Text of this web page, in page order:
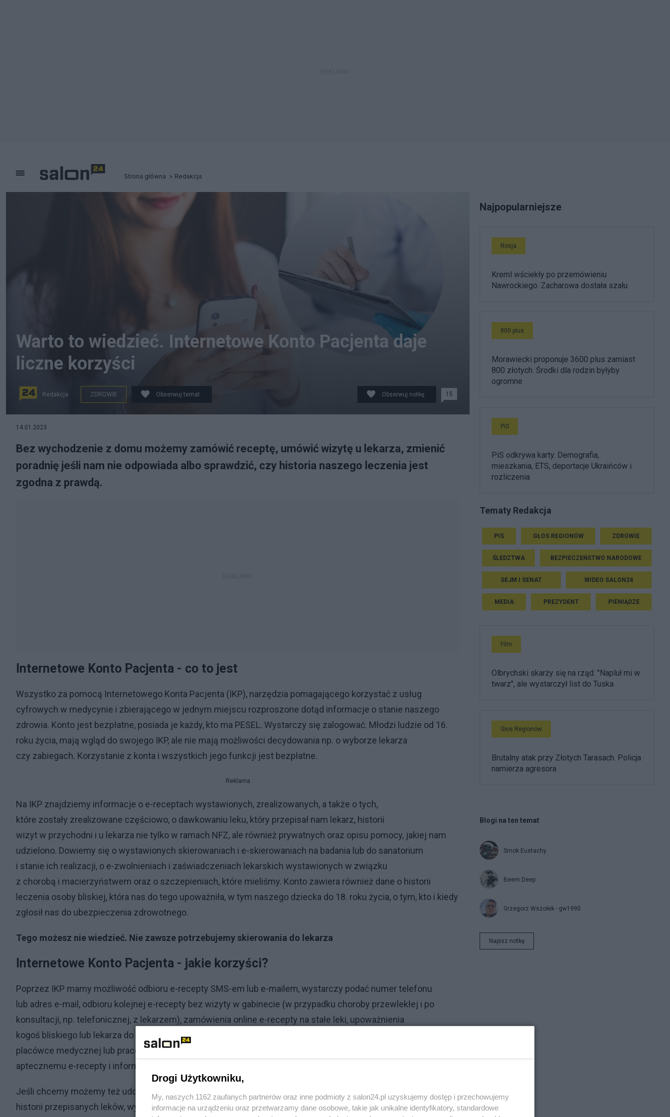
Strona główna Redakcja
Warto to wiedzieć. Internetowe Konto Pacjenta daje
liczne korzyści
Redakcja ZDROWIE Obserwuj temat Obserwuj notkę 15
14.01.2023
Bez wychodzenie z domu możemy zamówić receptę, umówić wizytę u lekarza, zmienić
poradnię jeśli nam nie odpowiada albo sprawdzić, czy historia naszego leczenia jest
zgodna z prawdą.
Internetowe Konto Pacjenta - co to jest
Wszystko za pomocą Internetowego Konta Pacjenta (IKP), narzędzia pomagającego korzystać z usług
cyfrowych w medycynie i zbierającego w jednym miejscu rozproszone dotąd informacje o stanie naszego
zdrowia. Konto jest bezpłatne, posiada je każdy, kto ma PESEL. Wystarczy się zalogować. Młodzi ludzie od 16.
roku życia, mają wgląd do swojego IKP, ale nie mają możliwości decydowania np. o wyborze lekarza
czy zabiegach. Korzystanie z konta i wszystkich jego funkcji jest bezpłatne.
Reklama
Na IKP znajdziemy informacje o e-receptach wystawionych, zrealizowanych, a także o tych,
które zostały zrealizowane częściowo, o dawkowaniu leku, który przepisał nam lekarz, historii
wizyt w przychodni i u lekarza nie tylko w ramach NFZ, ale również prywatnych oraz opisu pomocy, jakiej nam
udzielono. Dowiemy się o wystawionych skierowaniach i e-skierowaniach na badania lub do sanatorium
i stanie ich realizacji, o e-zwolnieniach i zaświadczeniach lekarskich wystawionych w związku
z chorobą i macierzyństwem oraz o szczepieniach, które mieliśmy. Konto zawiera również dane o historii
leczenia osoby bliskiej, która nas do tego upoważniła, w tym naszego dziecka do 18. roku życia, o tym, kto i kiedy
zgłosił nas do ubezpieczenia zdrowotnego.
Tego możesz nie wiedzieć. Nie zawsze potrzebujemy skierowania do lekarza
Internetowe Konto Pacjenta - jakie korzyści?
Poprzez IKP mamy możliwość odbioru e-recepty SMS-em lub e-mailem, wystarczy podać numer telefonu
lub adres e-mail, odbioru kolejnej e-recepty bez wizyty w gabinecie (w przypadku choroby przewlekłej i po
konsultacji, np. telefonicznej, z lekarzem), zamówienia online e-recepty na stałe leki, upoważnienia
kogoś bliskiego lub lekarza do odbioru naszych recept lub wglądu do dokumentacji medycznej, udostępnienia
placówce medycznej lub pracownikowi medycznemu e-recepty i e-skierowania, a aptece lub punktowi
aptecznemu e-recepty i informacje o lekach wykupionych na receptę.
Jeśli chcemy możemy też udostępnić bliskiej osobie lub lekarzowi informacje o stanie zdrowia i
historii przepisanych leków, wyrazić zgodę na określone świadczenia zdrowotne, np.
Najpopularniejsze
Rosja
Kreml wściekły po przemówieniu
Nawrockiego. Zacharowa dostała szału
800 plus
Morawiecki proponuje 3600 plus zamiast
800 złotych. Środki dla rodzin byłyby
ogromne
PiS
PiS odkrywa karty. Demografia,
mieszkania, ETS, deportacje Ukraińców i
rozliczenia
Tematy Redakcja
PIS GŁOS REGIONÓW ZDROWIE
ŚLEDZTWA BEZPIECZEŃSTWO NARODOWE
SEJM I SENAT WIDEO SALON24
MEDIA PREZYDENT PIENIĄDZE
Film
Olbrychski skarży się na rząd. "Napluł mi w
twarz", ale wystarczył list do Tuska
Głos Regionów
Brutalny atak przy Złotych Tarasach. Policja
namierza agresora
Blogi na ten temat
Smok Eustachy
Beem.Deep
Grzegorz Wszołek - gw1990
Napisz notkę
Drogi Użytkowniku,
My, naszych 1162 zaufanych partnerów oraz inne podmioty z salon24.pl uzyskujemy dostęp i przechowujemy
informacje na urządzeniu oraz przetwarzamy dane osobowe, takie jak unikalne identyfikatory, standardowe